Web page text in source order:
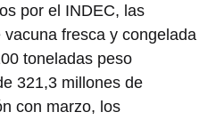
por el INDEC, las
fresca y congelada
toneladas peso
321,3 millones de
con marzo, los